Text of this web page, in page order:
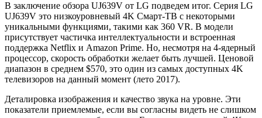
В заключение обзора UJ639V от LG подведем итог. Серия LG
UJ639V это низкоуровневый 4K Смарт-ТВ с некоторыми
уникальными функциями, такими как 360 VR. В модели
присутствует частичка интеллектуальности и встроенная
поддержка Netflix и Amazon Prime. Но, несмотря на 4-ядерный
процессор, скорость обработки желает быть лучшей. Ценовой
диапазон в среднем $570, это один из самых доступных 4K
телевизоров на данный момент (лето 2017).
Деталировка изображения и качество звука на уровне. Эти
показатели приемлемые, если вы согласны видеть не слишком